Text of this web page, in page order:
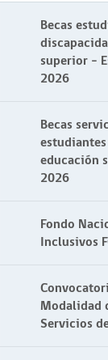
Becas
superior -
2026
Becas
educación
2026
Fondo
Inclusivos
Modalidad
Servicios